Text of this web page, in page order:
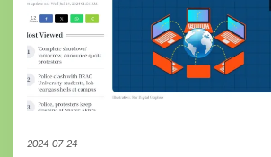
2024-07-24